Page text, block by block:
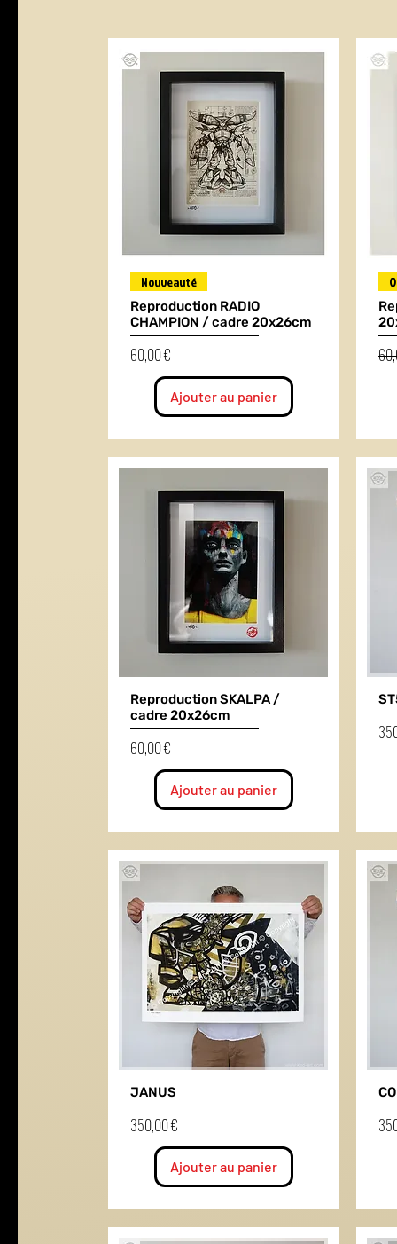
Nouveauté
Reproduction RADIO
CHAMPION / cadre 20x26cm
Prix
60,00 €
Ajouter au panier
Reproduction SKALPA /
cadre 20x26cm
Prix
60,00 €
Ajouter au panier
Prix
JANUS
Prix
350,00 €
Ajouter au panier
Prix